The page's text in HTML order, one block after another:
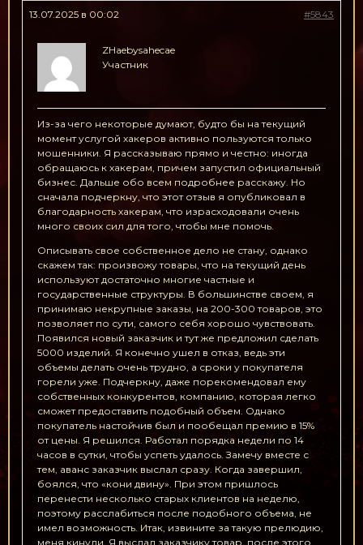
13.07.2025 в 00:02 #5843
ZHaebysahecae
Участник
Из-за чего некоторые думают, будто бы на текущий
момент услугой хакеров активно пользуются только
мошенники. Я рассказываю прямо и честно: иногда
обращаюсь к хакерам, причем запустил официальный
бизнес. Дальше обо всем подробнее расскажу. Но
сначала подчеркну, что этот отзыв я опубликовал в
благодарность хакерам, что израсходовали очень
много своих сил для того, чтобы мне помочь.
Описывать свое собственное дело не стану, однако
скажем так: произвожу товары, что на текущий день
используют достаточно многие частные и
государственные структуры. В большинстве своем, я
принимаю некрупные заказы, на 200-300 товаров, это
позволяет по сути, самого себя хорошо чувствовать.
Появился новый заказчик и тут же предложил сделать
5000 изделий. Я конечно ушел в отказ, ведь эти
объемы делать очень трудно, а сроки у покупателя
горели уже. Подчеркну, даже порекомендовал ему
собственных конкурентов, компанию, которая легко
сможет предоставить подобный объем. Однако
покупатель настойчив был и пообещал премию в 15%
от цены. Я решился. Работал порядка недели по 14
часов в сутки, чтобы успеть удалось. Замечу вместе с
тем, аванс заказчик выслал сразу. Когда завершил,
боялся, что «кони двину». При этом пришлось
перенести несколько старых клиентов на неделю,
поэтому расслабиться после подобного объема, не
имел возможность. Итак, извините за такую прелюдию,
меня кинули. Я выслал заказчику товар, после этого